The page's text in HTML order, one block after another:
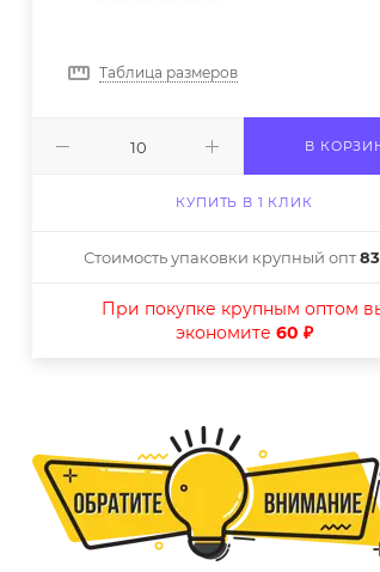
Таблица размеров
В
КУПИТЬ В 1 КЛИК
Стоимость упаковки крупный опт
При покупке крупным оптом
экономите 60 ₽